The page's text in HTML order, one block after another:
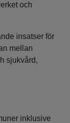
och
insatser för
mellan
sjukvård,
inklusive